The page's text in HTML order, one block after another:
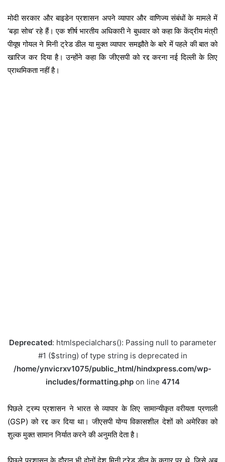
मोदी सरकार और बाइडेन प्रशासन अपने व्यापार और वाणिज्य संबंधों के मामले में
‘बड़ा सोच’ रहे हैं। एक शीर्ष भारतीय अधिकारी ने बुधवार को कहा कि केंद्रीय मंत्री
पीयूष गोयल ने मिनी ट्रेड डील या मुक्त व्यापार समझौते के बारे में पहले की बात को
खारिज कर दिया है। उन्होंने कहा कि जीएसपी को रद्द करना नई दिल्ली के लिए
प्राथमिकता नहीं है।
Deprecated: htmlspecialchars(): Passing null to parameter
#1 ($string) of type string is deprecated in
/home/ynvicrxv1075/public_html/hindxpress.com/wp-
includes/formatting.phpon line 4714
पिछले ट्रम्प प्रशासन ने भारत से व्यापार के लिए सामान्यीकृत वरीयता प्रणाली
(GSP) को रद्द कर दिया था। जीएसपी योग्य विकासशील देशों को अमेरिका को
शुल्क मुक्त सामान निर्यात करने की अनुमति देता है।
पिछले प्रशासन के दौरान भी दोनों देश मिनी ट्रेड डील के कगार पर थे, जिसे अब